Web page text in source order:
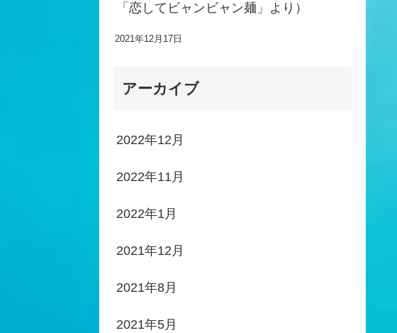
「恋してビャンビャン麺」より）
2021年12月17日
アーカイブ
2022年12月
2022年11月
2022年1月
2021年12月
2021年8月
2021年5月